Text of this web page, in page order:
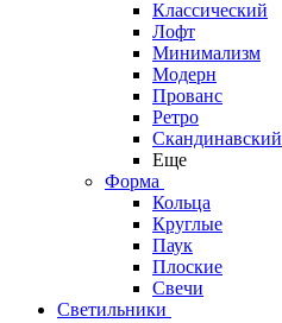
Классический
Лофт
Минимализм
Модерн
Прованс
Ретро
Скандинавский
Еще
Форма
Кольца
Круглые
Паук
Плоские
Свечи
Светильники